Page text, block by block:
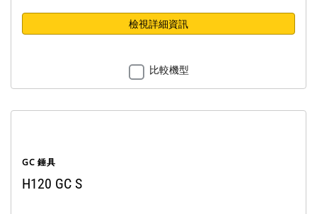
檢視詳細資訊
比較機型
GC 錘具
H120 GC S